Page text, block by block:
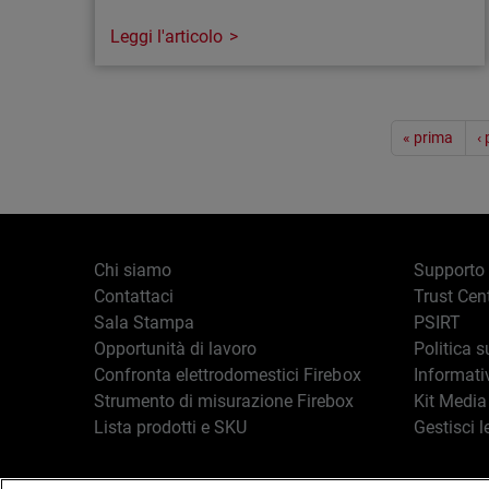
Scopri Rai: l’AI che gestisce una parte
strumenti e richieste sempre più complesse.
WatchGuard, semplifica le operazioni
permettendo ai team di risparmiare tempo e
offrire maggiore valore.
Leggi l'articolo
« prima ‹
Chi siamo
Contattaci
Sala Stampa
Opportunità di lavoro
Confronta elettrodomestici Firebox
Strumento di misurazione Firebox
Lista prodotti e SKU
Supporto
Trust
PSIRT
Politica
Kit
Gestisci